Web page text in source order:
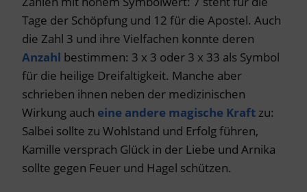
Tage der Schöpfung und 12 für die Apostel. Auch
die Zahl 3 und ihre Vielfachen konnte deren
Anzahl bestimmen: 3 x 3 oder 3 x 33 als Symbol
für die heilige Dreifaltigkeit. Manche aber
schrieben ihnen neben der medizinischen
Wirkung auch eine andere magische Kraft zu:
Salbei sollte zu Wohlstand und Erfolg führen,
Kamille versprach Glück in der Liebe und Arnika
sollte gegen Feuer und Hagel schützen.